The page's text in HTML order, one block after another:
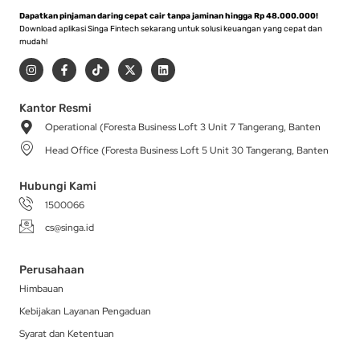
Dapatkan pinjaman daring cepat cair tanpa jaminan hingga Rp 48.000.000!
Download aplikasi Singa Fintech sekarang untuk solusi keuangan yang cepat dan
mudah!
I
n
s
a
g
r
a
m
F
a
c
b
o
-
T
i
k
X
-
t
t
r
L
i
n
i
Kantor Resmi
Operational (Foresta Business Loft 3 Unit 7 Tangerang, Banten
Head Office (Foresta Business Loft 5 Unit 30 Tangerang, Banten
Hubungi Kami
1500066
cs@singa.id
Perusahaan
Himbauan
Kebijakan Layanan Pengaduan
Syarat dan Ketentuan